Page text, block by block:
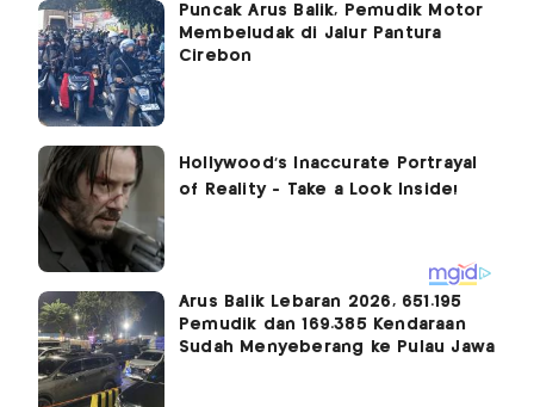
Puncak Arus Balik, Pemudik Motor
Membeludak di Jalur Pantura
Cirebon
Arus Balik Lebaran 2026, 651.195
Pemudik dan 169.385 Kendaraan
Sudah Menyeberang ke Pulau Jawa